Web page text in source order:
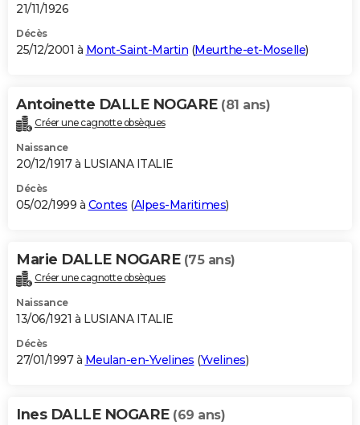
21/11/1926
Décès
25/12/2001 à Mont-Saint-Martin (Meurthe-et-Moselle)
Antoinette DALLE NOGARE (81 ans)
Créer une cagnotte obsèques
Naissance
20/12/1917 à LUSIANA ITALIE
Décès
05/02/1999 à Contes (Alpes-Maritimes)
Marie DALLE NOGARE (75 ans)
Créer une cagnotte obsèques
Naissance
13/06/1921 à LUSIANA ITALIE
Décès
27/01/1997 à Meulan-en-Yvelines (Yvelines)
Ines DALLE NOGARE (69 ans)